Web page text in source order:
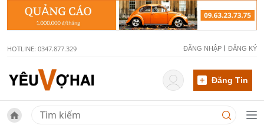
HOTLINE: 0347.877.329 ĐĂNG NHẬP ĐĂNG KÝ
Đăng Tin